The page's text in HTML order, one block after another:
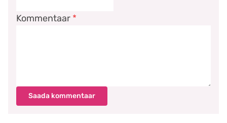
Kommentaar *
Saada kommentaar